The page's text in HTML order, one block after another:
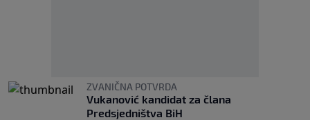
ZVANIČNA POTVRDA
Vukanović kandidat za člana
Predsjedništva BiH